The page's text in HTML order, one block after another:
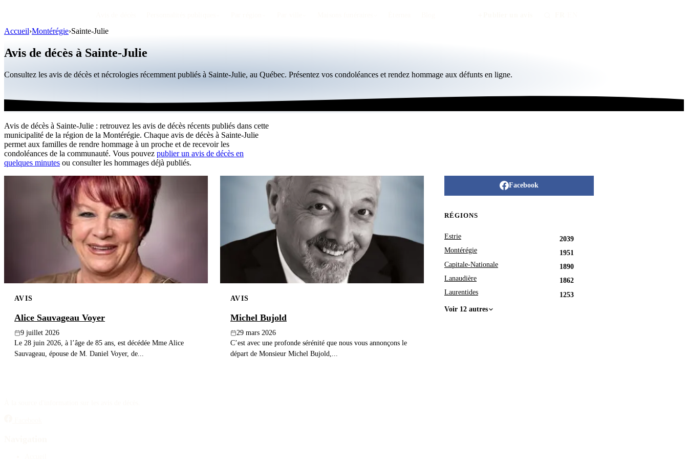
Accueil›Montérégie›Sainte-Julie
Avis de décès à Sainte-Julie
Consultez les avis de décès et nécrologies récemment publiés à Sainte-Julie, au Québec. Présentez vos condoléances et rendez hommage aux défunts en ligne.
Avis de décès à Sainte-Julie : retrouvez les avis de décès récents publiés dans cette
municipalité de la région de la Montérégie. Chaque avis de décès à Sainte-Julie
permet aux familles de rendre hommage à un proche et de recevoir les
condoléances de la communauté. Vous pouvez publier un avis de décès en
quelques minutes ou consulter les hommages déjà publiés.
AVIS
Alice Sauvageau Voyer
9 juillet 2026
Le 28 juin 2026, à l’âge de 85 ans, est décédée Mme Alice
Sauvageau, épouse de M. Daniel Voyer, de...
AVIS
Michel Bujold
29 mars 2026
C’est avec une profonde sérénité que nous vous annonçons le
départ de Monsieur Michel Bujold,...
Facebook
RÉGIONS
Estrie
2039
Montérégie
1951
Capitale-Nationale
1890
Lanaudière
1862
Laurentides
1253
Voir 12 autres